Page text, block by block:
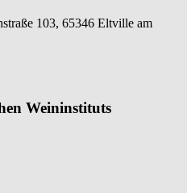
103, 65346 Eltville am
Weininstituts